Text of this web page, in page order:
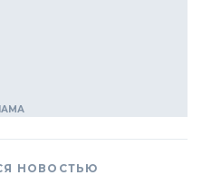
НОВОСТЬЮ